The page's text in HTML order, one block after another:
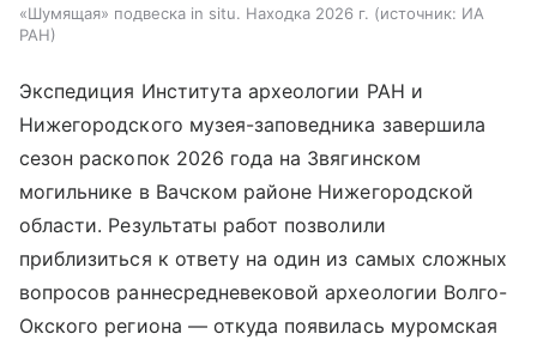
«Шумящая» подвеска in situ. Находка 2026 г. источник: ИА
РАН
Экспедиция Института археологии РАН и
Нижегородского музея-заповедника завершила
сезон раскопок 2026 года на Звягинском
могильнике в Вачском районе Нижегородской
области. Результаты работ позволили
приблизиться к ответу на один из самых сложных
вопросов раннесредневековой археологии Волго-
Окского региона — откуда появилась муромская